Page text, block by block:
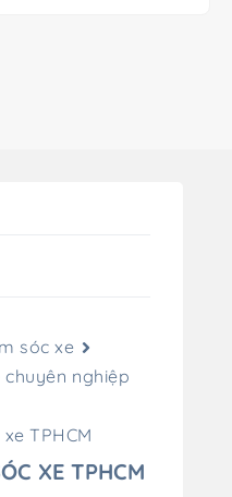
sóc xe
nghiệp
TPHCM
XE TPHCM